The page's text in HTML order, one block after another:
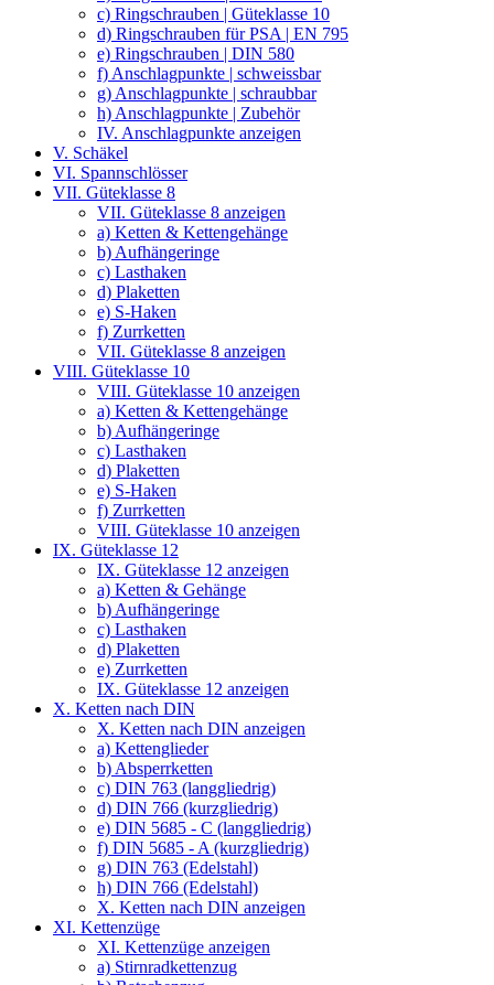
c) Ringschrauben | Güteklasse 10
d) Ringschrauben für PSA | EN 795
e) Ringschrauben | DIN 580
f) Anschlagpunkte | schweissbar
g) Anschlagpunkte | schraubbar
h) Anschlagpunkte | Zubehör
IV. Anschlagpunkte anzeigen
V. Schäkel
VI. Spannschlösser
VII. Güteklasse 8
VII. Güteklasse 8 anzeigen
a) Ketten & Kettengehänge
b) Aufhängeringe
c) Lasthaken
d) Plaketten
e) S-Haken
f) Zurrketten
VII. Güteklasse 8 anzeigen
VIII. Güteklasse 10
VIII. Güteklasse 10 anzeigen
a) Ketten & Kettengehänge
b) Aufhängeringe
c) Lasthaken
d) Plaketten
e) S-Haken
f) Zurrketten
VIII. Güteklasse 10 anzeigen
IX. Güteklasse 12
IX. Güteklasse 12 anzeigen
a) Ketten & Gehänge
b) Aufhängeringe
c) Lasthaken
d) Plaketten
e) Zurrketten
IX. Güteklasse 12 anzeigen
X. Ketten nach DIN
X. Ketten nach DIN anzeigen
a) Kettenglieder
b) Absperrketten
c) DIN 763 (langgliedrig)
d) DIN 766 (kurzgliedrig)
e) DIN 5685 - C (langgliedrig)
f) DIN 5685 - A (kurzgliedrig)
g) DIN 763 (Edelstahl)
h) DIN 766 (Edelstahl)
X. Ketten nach DIN anzeigen
XI. Kettenzüge
XI. Kettenzüge anzeigen
a) Stirnradkettenzug